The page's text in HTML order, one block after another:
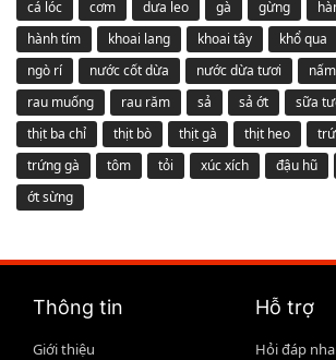
cá lóc
cơm dưa leo gà gừng
hành tím
khoai lang khoai tây khổ qua
ngò rí
nước cốt dừa nước dừa tươi
rau muống
rau răm sả sả ớt sữa
thịt ba chỉ
thịt bò thịt gà thịt heo
trứng gà
tôm tỏi xúc xích đậu hũ
ớt sừng
Thông tin
Giới thiệu
Hỗ trợ
Hỏi đáp